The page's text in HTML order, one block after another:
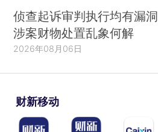
侦查起诉审判执行均有漏洞
涉案财物处置乱象何解
2026年08月06日
财新移动